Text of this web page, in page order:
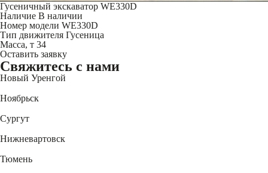
Гусеничный экскаватор WE330D
Наличие В наличии
Номер модели WE330D
Тип движителя Гусеница
Масса, т 34
Оставить заявку
Свяжитесь с нами
Новый Уренгой
Ноябрьск
Сургут
Нижневартовск
Тюмень